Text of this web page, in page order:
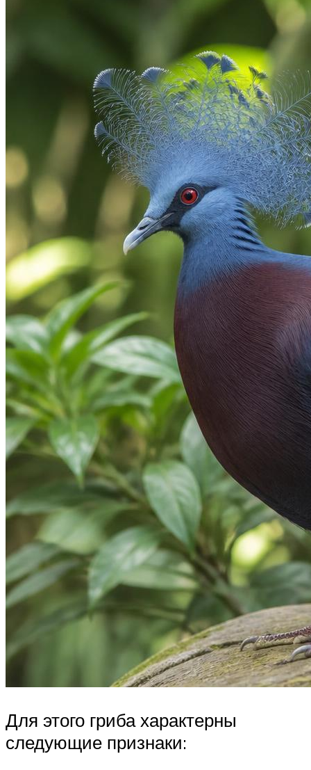
Для этого гриба характерны
следующие признаки: